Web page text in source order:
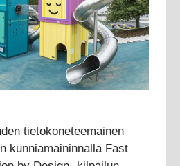
tietokoneteemainen
kunniamaininnalla Fast